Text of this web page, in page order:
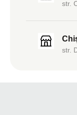
str.
str.